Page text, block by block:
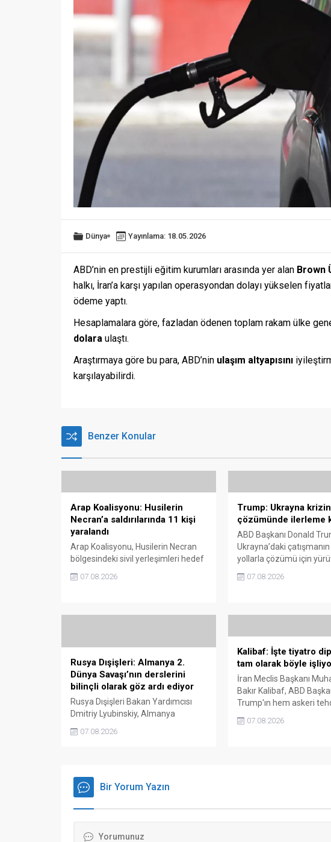
Dünya Yayınlama: 18.05.2026
ABD’nin en prestijli eğitim kurumları arasında yer alan Brown
halkı, İran’a karşı yapılan operasyondan dolayı yükselen
ödeme yaptı.
Hesaplamalara göre, fazladan ödenen toplam rakam ülke
dolara ulaştı.
Araştırmaya göre bu para, ABD’nin ulaşım altyapısını
karşılayabilirdi.
Benzer Konular
Arap Koalisyonu: Husilerin
Necran’a saldırılarında 11 kişi
yaralandı
Arap Koalisyonu, Husilerin Necran
bölgesindeki sivil yerleşimleri hedef
yaralandığını bildirdi.
07.08.2026
Trump: Ukrayna
çözümünde ilerleme
ABD Başkanı Donald
Ukrayna’daki
yollarla çözümü için
belirtirken, Kiev rejiminin
07.08.2026
Rusya Dışişleri: Almanya 2.
Dünya Savaşı’nın derslerini
bilinçli olarak göz ardı ediyor
Rusya Dışişleri Bakan Yardımcısı
Dmitriy Lyubinskiy, Almanya
sonuçlarını ve 1990'da imzalanan
belirtti.
07.08.2026
Kalibaf: İşte tiyatro
tam olarak böyle
İran Meclis Başkanı
Bakır Kalibaf, ABD
Trump'ın hem askeri
vermesini eleştirerek, bu
07.08.2026
Bir Yorum Yazın